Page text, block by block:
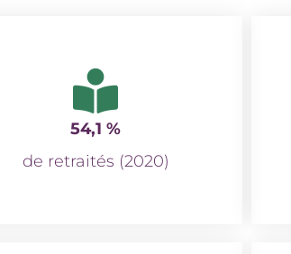
54,1 %
de retraités (2020)